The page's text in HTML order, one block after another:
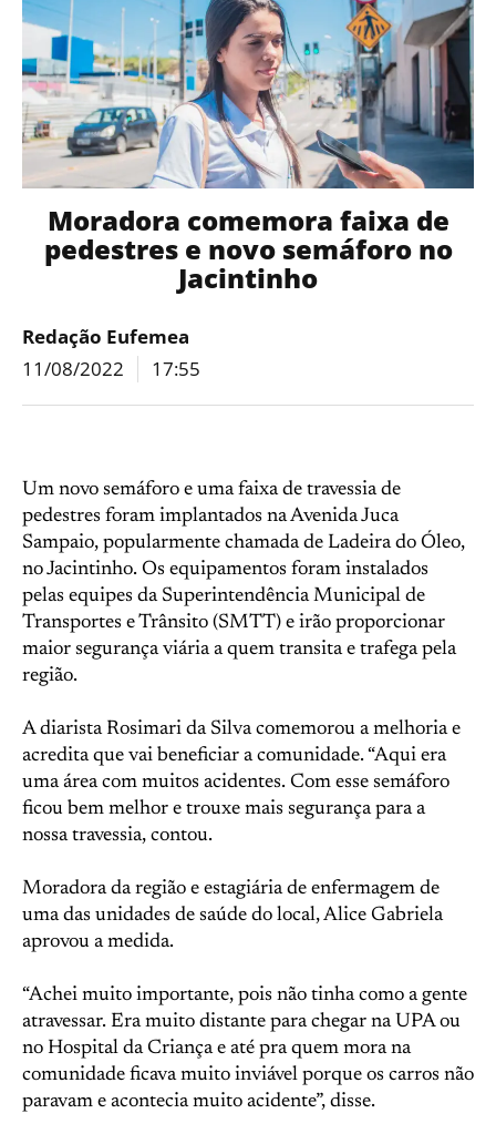
Moradora comemora faixa de
pedestres e novo semáforo no
Jacintinho
Redação Eufemea
11/08/2022
17:55
Um novo semáforo e uma faixa de travessia de
pedestres foram implantados na Avenida Juca
Sampaio, popularmente chamada de Ladeira do Óleo,
no Jacintinho. Os equipamentos foram instalados
pelas equipes da Superintendência Municipal de
Transportes e Trânsito (SMTT) e irão proporcionar
maior segurança viária a quem transita e trafega pela
região.
A diarista Rosimari da Silva comemorou a melhoria e
acredita que vai beneficiar a comunidade. “Aqui era
uma área com muitos acidentes. Com esse semáforo
ficou bem melhor e trouxe mais segurança para a
nossa travessia, contou.
Moradora da região e estagiária de enfermagem de
uma das unidades de saúde do local, Alice Gabriela
aprovou a medida.
“Achei muito importante, pois não tinha como a gente
atravessar. Era muito distante para chegar na UPA ou
no Hospital da Criança e até pra quem mora na
comunidade ficava muito inviável porque os carros não
paravam e acontecia muito acidente”, disse.